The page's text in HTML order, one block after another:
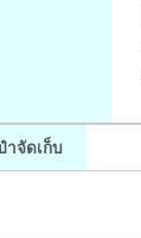
าจัดเก็บ